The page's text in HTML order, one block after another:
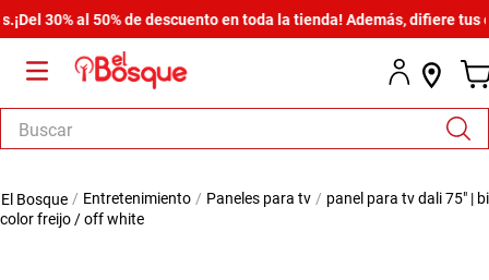
30% al 50% de descuento en toda la tienda! Además, difiere tus
Buscar
entretenimiento paneles para tv
panel para tv dali 75" | bi
color freijo / off white
1.
salas